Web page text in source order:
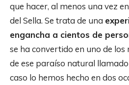
que hacer, al menos una vez
del Sella. Se trata de una
engancha a cientos de
se ha convertido en uno de
de ese paraíso natural
caso lo hemos hecho en dos